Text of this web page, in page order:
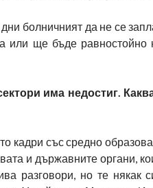
болничният да не се
или ще бъде
има недостиг.
кадри със средно
и държавните органи,
разговори, но те някак